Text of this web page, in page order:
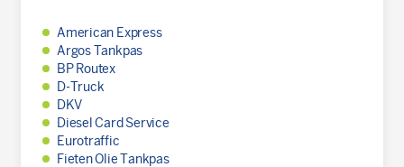
American Express
Argos Tankpas
BP Routex
D-Truck
DKV
Diesel Card Service
Eurotraffic
Fieten Olie Tankpas